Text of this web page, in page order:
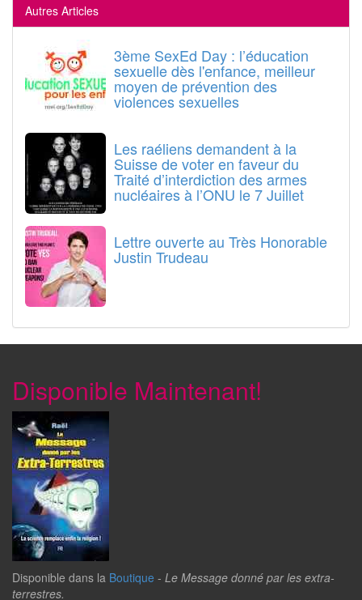
Autres Articles
3ème SexEd Day : l’éducation
sexuelle dès l'enfance, meilleur
moyen de prévention des
violences sexuelles
Les raéliens demandent à la
Suisse de voter en faveur du
Traité d’interdiction des armes
nucléaires à l’ONU le 7 Juillet
Lettre ouverte au Très Honorable
Justin Trudeau
Disponible Maintenant!
Disponible dans la Boutique - Le Message donné par les extra-
terrestres.